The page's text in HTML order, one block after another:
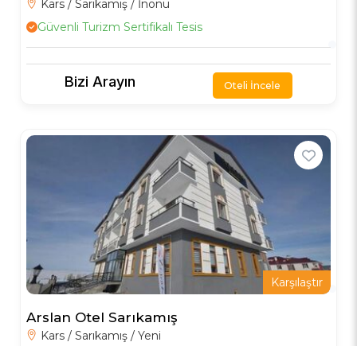
Kars / Sarıkamış / İnönü
Güvenli Turizm Sertifikalı Tesis
Bizi Arayın Oteli İncele
Karşılaştır
Arslan Otel Sarıkamış
Kars / Sarıkamış / Yeni